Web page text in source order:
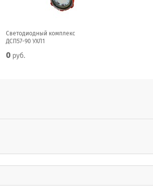
Светодиодный комплекс
ДСП57-90 УХЛ1
0 руб.